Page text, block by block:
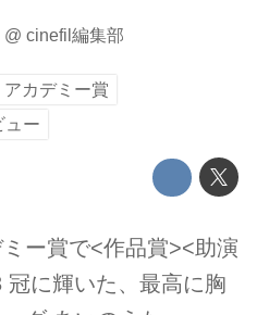
@ cinefil編集部
アカデミー賞
ュー
ー賞で<作品賞><助演
に輝いた、最高に胸